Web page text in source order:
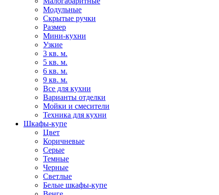
Модульные
Скрытые ручки
Размер
Мини-кухни
Узкие
3 кв. м.
5 кв. м.
6 кв. м.
9 кв. м.
Все для кухни
Варианты отделки
Мойки и смесители
Техника для кухни
Шкафы-купе
Цвет
Коричневые
Серые
Темные
Черные
Светлые
Белые шкафы-купе